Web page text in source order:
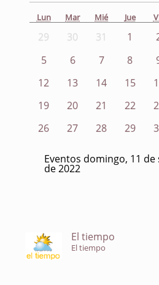
Lun Mar Mié Jue
29 30 31 1
5
6 7 8
12
13 14 15
19
20 21 22
26
27 28 29
Eventos domingo, 11
de 2022
El tiempo
El tiempo